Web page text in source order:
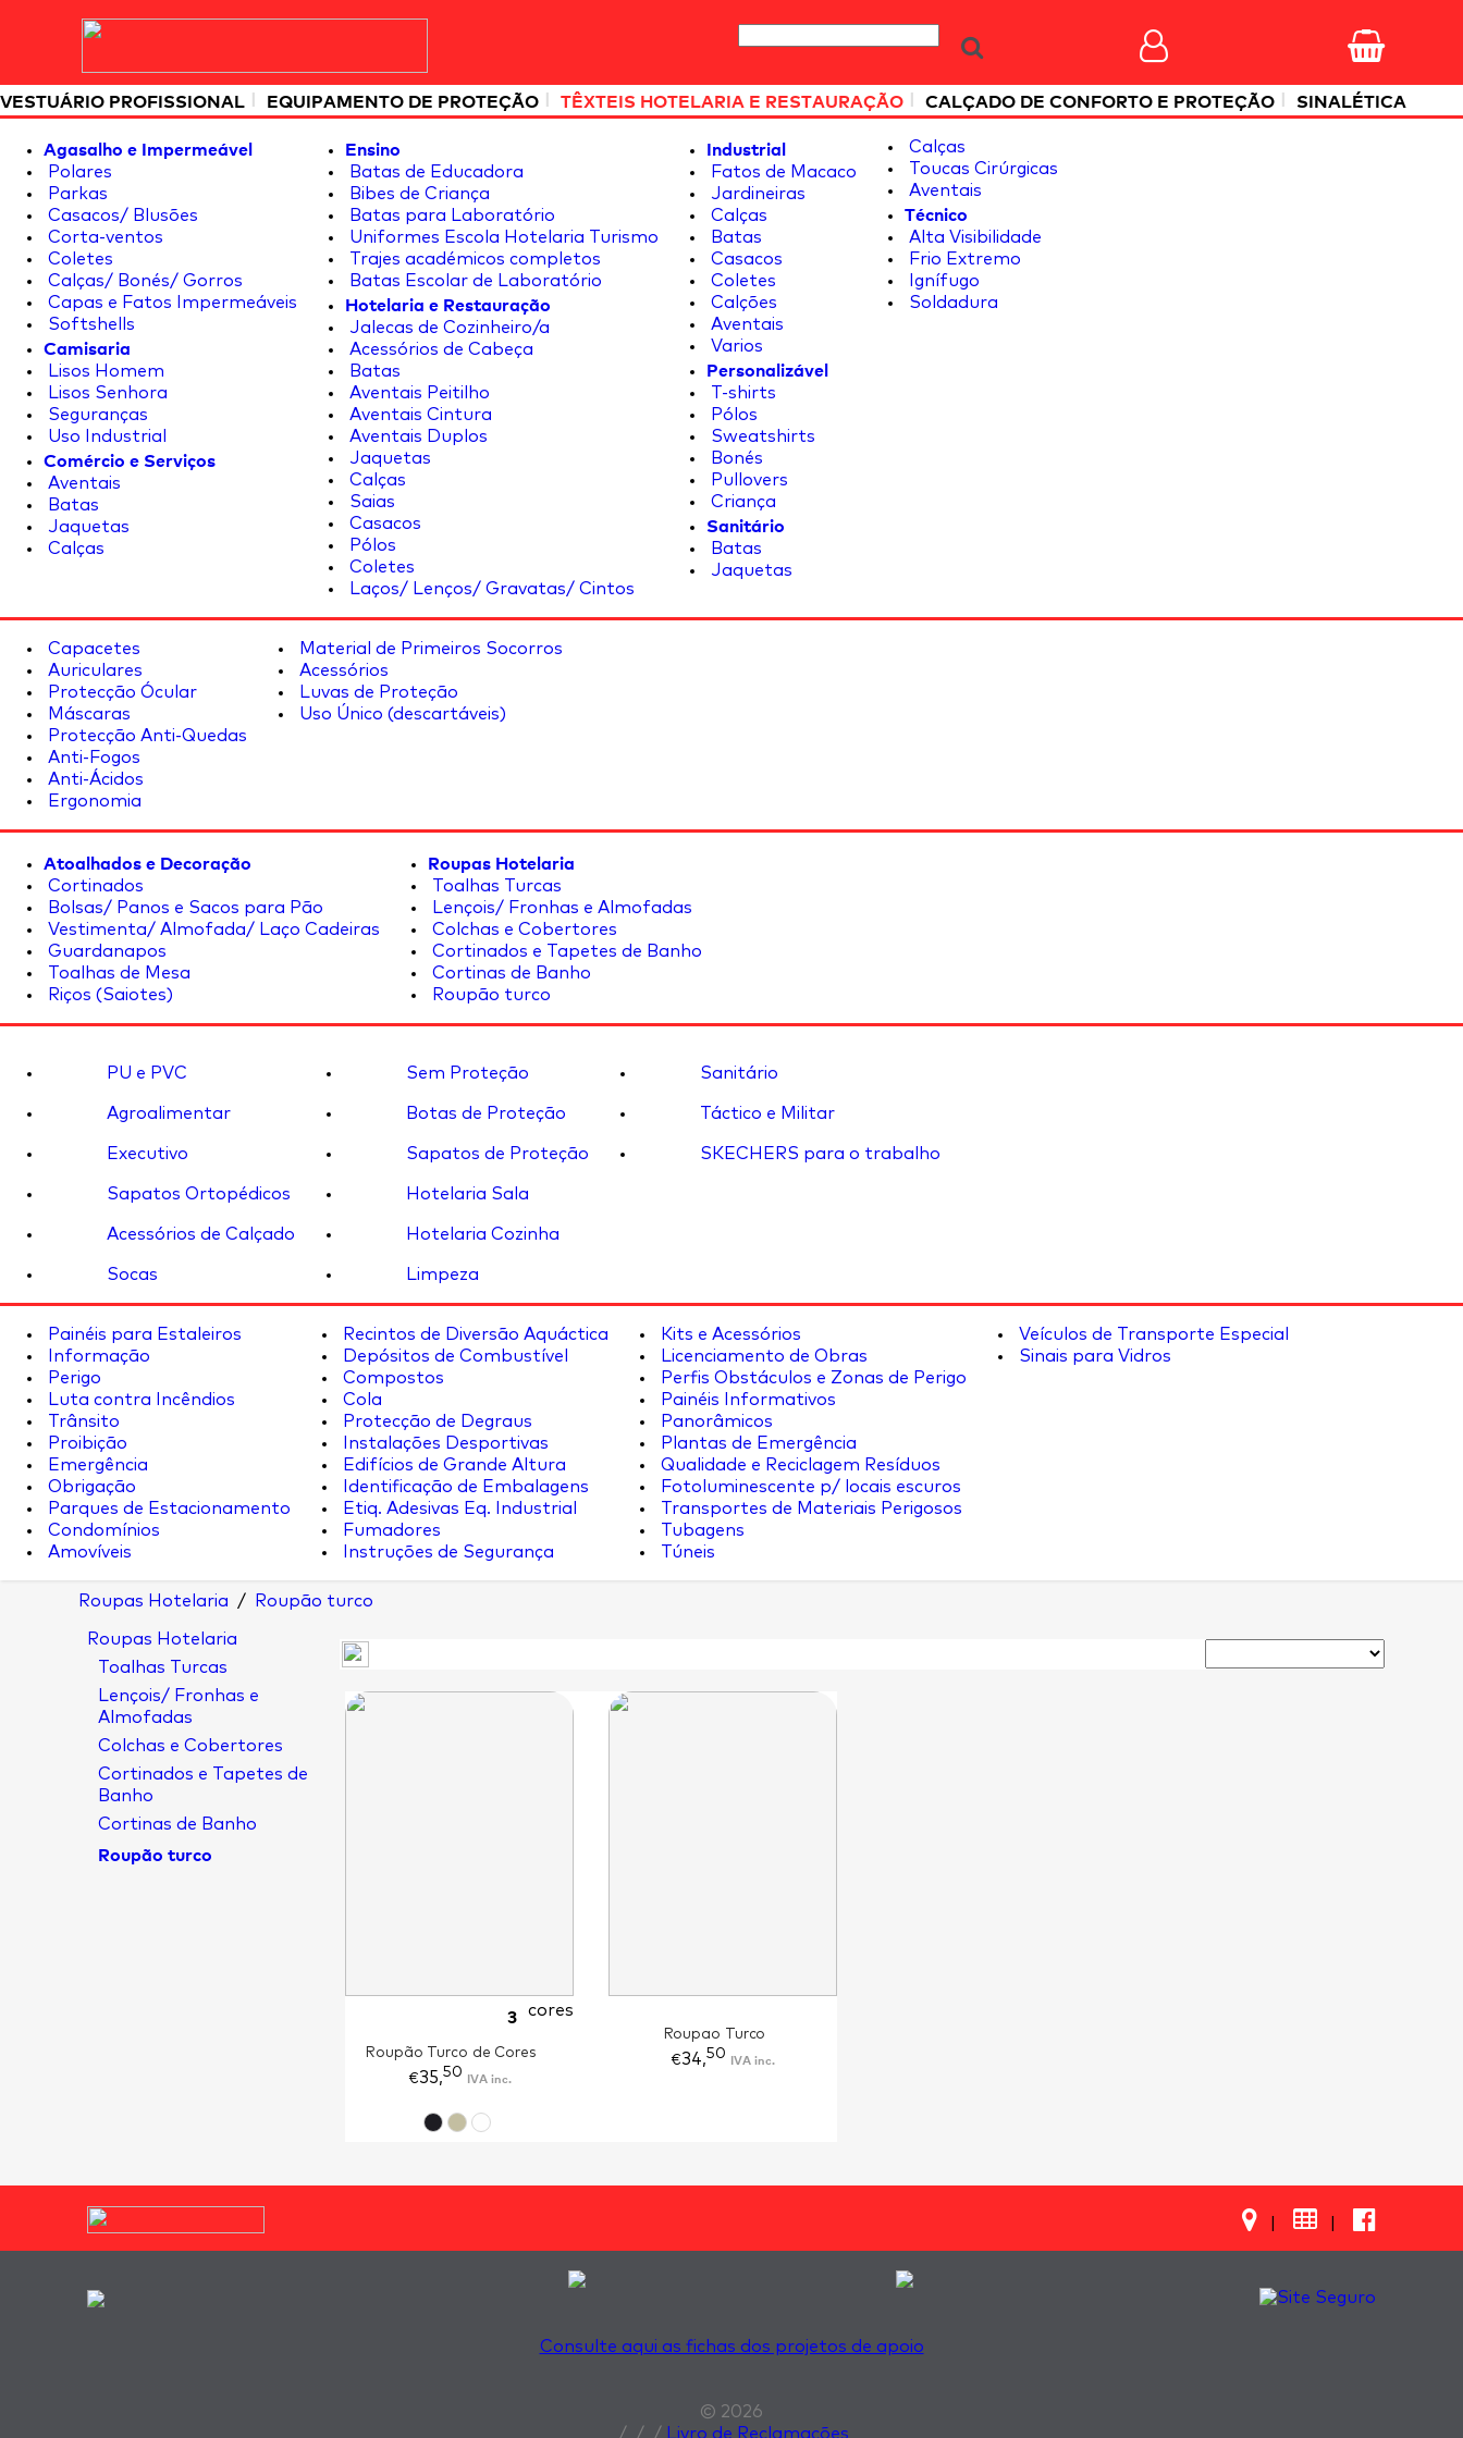
VESTUÁRIO PROFISSIONAL | EQUIPAMENTO DE PROTEÇÃO | TÊXTEIS HOTELARIA E RESTAURAÇÃO | CALÇADO DE CONFORTO E PROTEÇÃO | SINALÉTICA
Agasalho e Impermeável
Polares
Parkas
Casacos/ Blusões
Corta-ventos
Coletes
Calças/ Bonés/ Gorros
Capas e Fatos Impermeáveis
Softshells
Camisaria
Lisos Homem
Lisos Senhora
Seguranças
Uso Industrial
Comércio e Serviços
Aventais
Batas
Jaquetas
Calças
Ensino
Batas de Educadora
Bibes de Criança
Batas para Laboratório
Uniformes Escola Hotelaria Turismo
Trajes académicos completos
Batas Escolar de Laboratório
Hotelaria e Restauração
Jalecas de Cozinheiro/a
Acessórios de Cabeça
Batas
Aventais Peitilho
Aventais Cintura
Aventais Duplos
Jaquetas
Calças
Saias
Casacos
Pólos
Coletes
Laços/ Lenços/ Gravatas/ Cintos
Industrial
Fatos de Macaco
Jardineiras
Calças
Batas
Casacos
Coletes
Calções
Aventais
Varios
Personalizável
T-shirts
Pólos
Sweatshirts
Bonés
Pullovers
Criança
Sanitário
Batas
Jaquetas
Calças
Toucas Cirúrgicas
Aventais
Técnico
Alta Visibilidade
Frio Extremo
Ignífugo
Soldadura
Capacetes
Auriculares
Protecção Ócular
Máscaras
Protecção Anti-Quedas
Anti-Fogos
Anti-Ácidos
Ergonomia
Material de Primeiros Socorros
Acessórios
Luvas de Proteção
Uso Único (descartáveis)
Atoalhados e Decoração
Cortinados
Bolsas/ Panos e Sacos para Pão
Vestimenta/ Almofada/ Laço Cadeiras
Guardanapos
Toalhas de Mesa
Riços (Saiotes)
Roupas Hotelaria
Toalhas Turcas
Lençois/ Fronhas e Almofadas
Colchas e Cobertores
Cortinados e Tapetes de Banho
Cortinas de Banho
Roupão turco
PU e PVC
Agroalimentar
Executivo
Sapatos Ortopédicos
Acessórios de Calçado
Socas
Sem Proteção
Botas de Proteção
Sapatos de Proteção
Hotelaria Sala
Hotelaria Cozinha
Limpeza
Sanitário
Táctico e Militar
SKECHERS para o trabalho
Painéis para Estaleiros
Informação
Perigo
Luta contra Incêndios
Trânsito
Proibição
Emergência
Obrigação
Parques de Estacionamento
Condomínios
Amovíveis
Recintos de Diversão Aquáctica
Depósitos de Combustível
Compostos
Cola
Protecção de Degraus
Instalações Desportivas
Edifícios de Grande Altura
Identificação de Embalagens
Etiq. Adesivas Eq. Industrial
Fumadores
Instruções de Segurança
Kits e Acessórios
Licenciamento de Obras
Perfis Obstáculos e Zonas de Perigo
Painéis Informativos
Panorâmicos
Plantas de Emergência
Qualidade e Reciclagem Resíduos
Fotoluminescente p/ locais escuros
Transportes de Materiais Perigosos
Tubagens
Túneis
Veículos de Transporte Especial
Sinais para Vidros
Roupas Hotelaria / Roupão turco
Roupas Hotelaria
Toalhas Turcas
Lençois/ Fronhas e
Almofadas
Colchas e Cobertores
Cortinados e Tapetes de
Banho
Cortinas de Banho
Roupão turco
3 cores
Roupão Turco de Cores
€35,50 IVA inc.
Roupao Turco
€34,50 IVA inc.

Consulte aqui as fichas dos projetos de apoio
© 2026
/
/ / Livro de Reclamações